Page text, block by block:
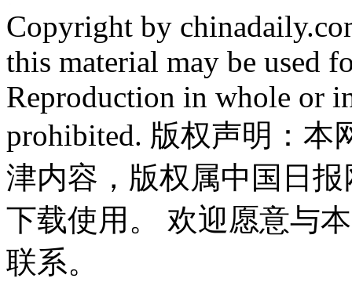
Copyright by
this material may be used
Reproduction in whole or
prohibited. 版权声明：
津内容，版权属中国日
下载使用。 欢迎愿意与
联系。